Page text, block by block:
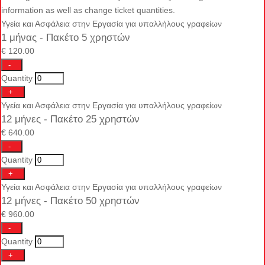
information as well as change ticket quantities.
Υγεία και Ασφάλεια στην Εργασία για υπαλλήλους γραφείων
1 μήνας - Πακέτο 5 χρηστών
€ 120.00
Decrease
ticket
quantity
for
Υγεία
και
Ασφάλεια
στην
Εργασία
για
υπαλλήλους
γραφείων
-
Quantity
Increase
ticket
quantity
for
Υγεία
και
Ασφάλεια
στην
Εργασία
για
υπαλλήλους
γραφείων
+
Υγεία και Ασφάλεια στην Εργασία για υπαλλήλους γραφείων
12 μήνες - Πακέτο 25 χρηστών
€ 640.00
Decrease
ticket
quantity
for
Υγεία
και
Ασφάλεια
στην
Εργασία
για
υπαλλήλους
γραφείων
-
Quantity
Increase
ticket
quantity
for
Υγεία
και
Ασφάλεια
στην
Εργασία
για
υπαλλήλους
+
Υγεία και Ασφάλεια στην Εργασία για υπαλλήλους γραφείων
12 μήνες - Πακέτο 50 χρηστών
€ 960.00
Decrease
ticket
quantity
for
Υγεία
-
Quantity
Increase
+